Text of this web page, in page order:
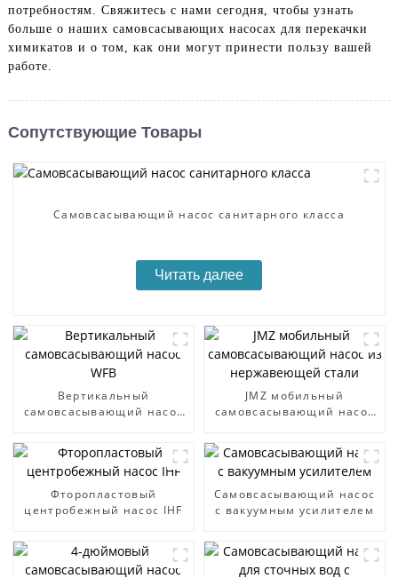
потребностям. Свяжитесь с нами сегодня, чтобы узнать
больше о наших самовсасывающих насосах для перекачки
химикатов и о том, как они могут принести пользу вашей
работе.
Сопутствующие Товары
Самовсасывающий насос санитарного класса
Читать далее
Вертикальный
самовсасывающий насос
JMZ мобильный
самовсасывающий насос
Фторопластовый
центробежный насос IHF
Самовсасывающий насос
с вакуумным усилителем